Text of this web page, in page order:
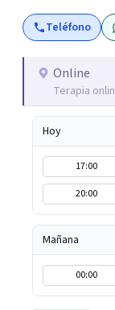
relacionarnos. Mi misión es ofrecer un espacio de
cada persona.
la psicología
ayudar a mis
internos,
nuevas
mayor claridad,
profundamente
fundamental
construir una
Teléfono
Online
Terapia
Hoy
17:00
20:00
Mañana
00:00